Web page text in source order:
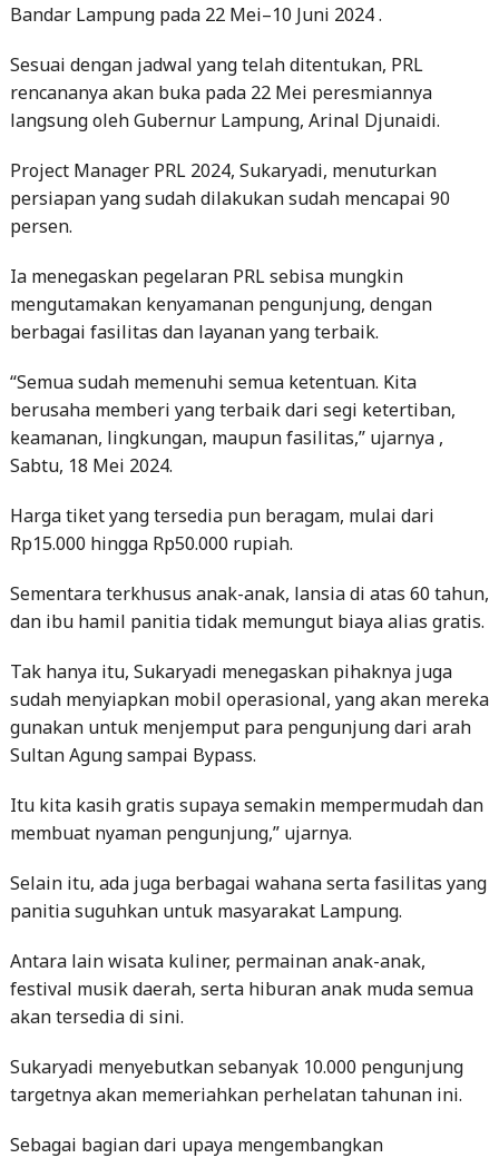
Bandar Lampung pada 22 Mei–10 Juni 2024 .
Sesuai dengan jadwal yang telah ditentukan, PRL
rencananya akan buka pada 22 Mei peresmiannya
langsung oleh Gubernur Lampung, Arinal Djunaidi.
Project Manager PRL 2024, Sukaryadi, menuturkan
persiapan yang sudah dilakukan sudah mencapai 90
persen.
Ia menegaskan pegelaran PRL sebisa mungkin
mengutamakan kenyamanan pengunjung, dengan
berbagai fasilitas dan layanan yang terbaik.
“Semua sudah memenuhi semua ketentuan. Kita
berusaha memberi yang terbaik dari segi ketertiban,
keamanan, lingkungan, maupun fasilitas,” ujarnya ,
Sabtu, 18 Mei 2024.
Harga tiket yang tersedia pun beragam, mulai dari
Rp15.000 hingga Rp50.000 rupiah.
Sementara terkhusus anak-anak, lansia di atas 60 tahun,
dan ibu hamil panitia tidak memungut biaya alias gratis.
Tak hanya itu, Sukaryadi menegaskan pihaknya juga
sudah menyiapkan mobil operasional, yang akan mereka
gunakan untuk menjemput para pengunjung dari arah
Sultan Agung sampai Bypass.
Itu kita kasih gratis supaya semakin mempermudah dan
membuat nyaman pengunjung,” ujarnya.
Selain itu, ada juga berbagai wahana serta fasilitas yang
panitia suguhkan untuk masyarakat Lampung.
Antara lain wisata kuliner, permainan anak-anak,
festival musik daerah, serta hiburan anak muda semua
akan tersedia di sini.
Sukaryadi menyebutkan sebanyak 10.000 pengunjung
targetnya akan memeriahkan perhelatan tahunan ini.
Sebagai bagian dari upaya mengembangkan